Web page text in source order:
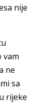
nije
vam
ne
sa
rijeke